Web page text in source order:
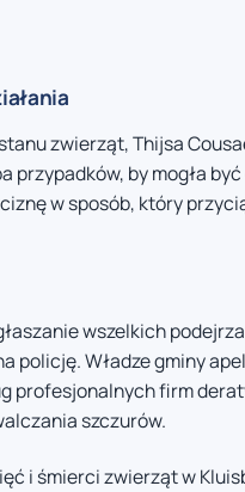
zwierząt, Thijsa
przypadków, by mogła
w sposób, który
wszelkich
policję. Władze gminy
profesjonalnych firm
szczurów.
i śmierci zwierząt w